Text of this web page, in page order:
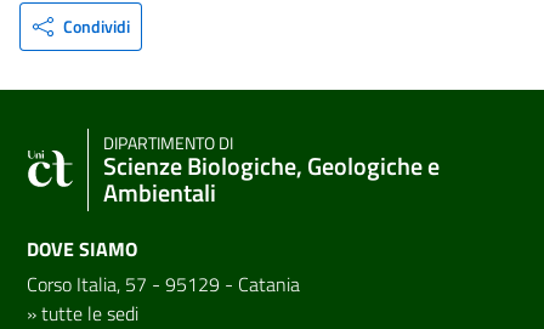
Condividi
DIPARTIMENTO DI
Scienze Biologiche, Geologiche e
Ambientali
DOVE SIAMO
Corso Italia, 57 - 95129 - Catania
»tutte le sedi